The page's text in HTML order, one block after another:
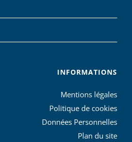
INFORMATIONS
Mentions légales
Politique de cookies
Données Personnelles
Plan du site